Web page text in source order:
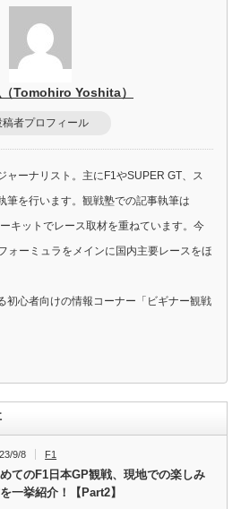
Tomohiro Yoshita）
稿者プロフィール
ャーナリスト。主にF1やSUPER GT、ス
筆を行います。観戦塾での記事執筆は
キットでレース取材を重ねています。今
ォーミュラをメインに国内主要レースをほ
初心者向けの情報コーナー「ビギナー観戦
9/8 F1
てのF1日本GP観戦、現地での楽しみ
一挙紹介！【Part2】